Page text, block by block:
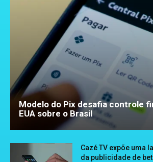
Modelo do Pix desafia controle
EUA sobre o Brasil
Cazé TV expõe uma
da publicidade de